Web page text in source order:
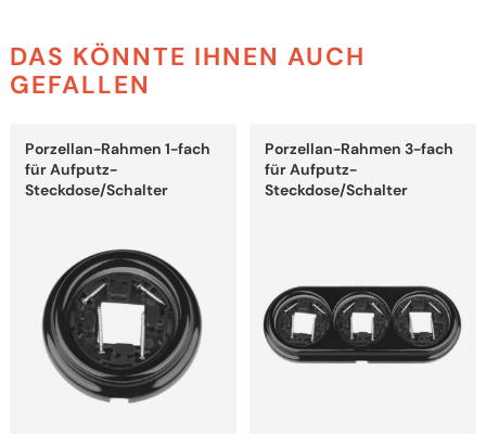
DAS KÖNNTE IHNEN AUCH
GEFALLEN
Porzellan-Rahmen 1-fach
für Aufputz-
Steckdose/Schalter
Produkt
weist
mehrere
können
Produktseite
gewählt
werden
Porzellan-Rahmen 3-fach
für Aufputz-
Steckdose/Schalter
Produkt
weist
mehrere
der
Produktseite
gewählt
werden